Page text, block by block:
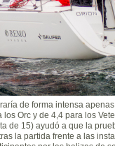
de forma intensa
Orc y de 4,4 para los
de 15) ayudó a que la
la partida frente a las